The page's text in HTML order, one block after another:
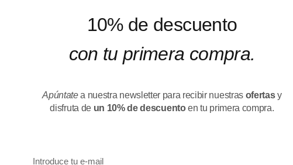
10% de descuento
con tu primera compra.
Apúntatea nuestra newsletter para recibir nuestras ofertasy
disfruta de un 10% de descuentoen tu primera compra.